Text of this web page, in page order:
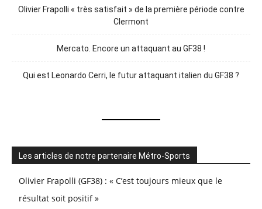
Olivier Frapolli « très satisfait » de la première période contre
Clermont
Mercato. Encore un attaquant au GF38 !
Qui est Leonardo Cerri, le futur attaquant italien du GF38 ?
Les articles de notre partenaire Métro-Sports
Olivier Frapolli (GF38) : « C’est toujours mieux que le
résultat soit positif »